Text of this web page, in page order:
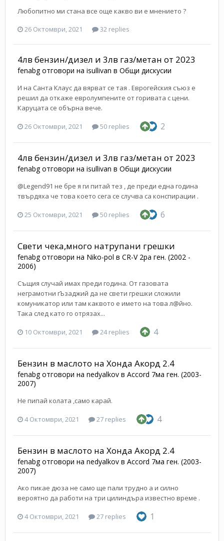
Любопитно ми стана все още какво ви е мнението ?
26 Октомври, 2021
32 replies
4лв бензин/дизел и 3лв газ/метан от 2023
fenabgотговори на isullivan в Общи дискусии
И на Санта Клаус да вярват се тая . Еврогейския съюз е
решил да откаже евролумпените от горивата с цени.
Каруцата се обърна вече.
26 Октомври, 2021 50 replies 2
4лв бензин/дизел и 3лв газ/метан от 2023
fenabgотговори на isullivan в Общи дискусии
@Legend91 не бре я ги питай тез , де преди една година
твърдяха че това което сега се случва са конспирации .
25 Октомври, 2021 50 replies 6
Свети чека,много натрупани грешки
fenabgотговори на Niko-pol в CR-V 2ра ген. (2002 -
2006)
Същия случай имах преди година. От газовата
неграмотни гЪзаджий да не свети грешки сложили
комуникатор или там каквото е името на това л@йно.
Така след като го отрязах...
10 Октомври, 2021 24 replies 4
Бензин в маслото на Хонда Акорд 2.4
fenabgотговори на nedyalkov в Accord 7ма ген. (2003-
2007)
Не пипай колата ,само карай.
4 Октомври, 2021 27 replies 4
Бензин в маслото на Хонда Акорд 2.4
fenabgотговори на nedyalkov в Accord 7ма ген. (2003-
2007)
Ако пикае дюза не само ще пали трудно а и силно
вероятно да работи на три цилиндъра известно време .
4 Октомври, 2021 27 replies 1